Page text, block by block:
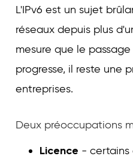
L'IPv6 est un sujet
réseaux depuis plus
mesure que le
progresse, il reste une
entreprises.
Deux préoccupations
Licence - certains